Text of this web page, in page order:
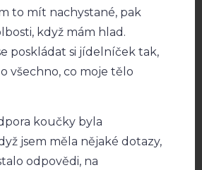
to mít nachystané, pak
když mám hlad.
poskládat si jídelníček tak,
všechno, co moje tělo
koučky byla
jsem měla nějaké dotazy,
odpovědi, na